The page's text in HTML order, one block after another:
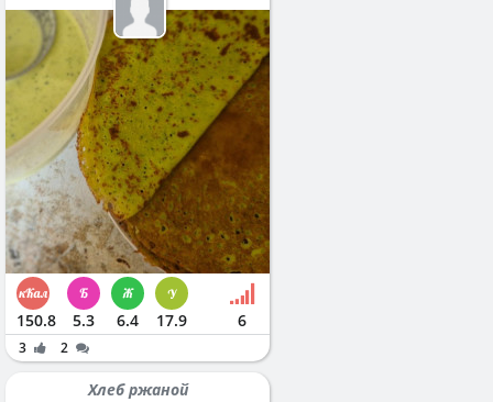
150.8 5.3 6.4 17.9 6
3 2
Хлеб ржаной